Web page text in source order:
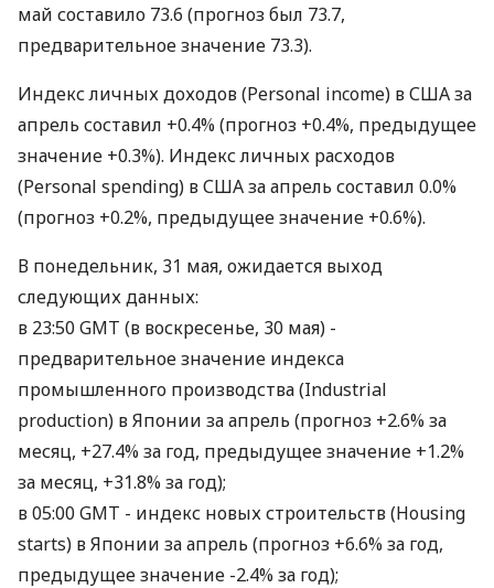
май составило 73.6 (прогноз был 73.7,
предварительное значение 73.3).
Индекс личных доходов (Personal income) в США за
апрель составил +0.4% (прогноз +0.4%, предыдущее
значение +0.3%). Индекс личных расходов
(Personal spending) в США за апрель составил 0.0%
(прогноз +0.2%, предыдущее значение +0.6%).
В понедельник, 31 мая, ожидается выход
следующих данных:
в 23:50 GMT (в воскресенье, 30 мая) -
предварительное значение индекса
промышленного производства (Industrial
production) в Японии за апрель (прогноз +2.6% за
месяц, +27.4% за год, предыдущее значение +1.2%
за месяц, +31.8% за год);
в 05:00 GMT - индекс новых строительств (Housing
starts) в Японии за апрель (прогноз +6.6% за год,
предыдущее значение -2.4% за год);